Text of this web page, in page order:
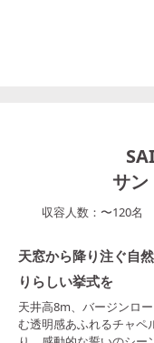
サン
収容人数： 〜120名
天窓から降り注ぐ自
りらしい挙式を
天井高8m、バージンロ
む透明感あふれるチャペ